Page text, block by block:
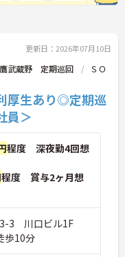
更新日：2026年07月10日
武蔵野 定期巡回
ＳＯ
厚生あり◎定期巡
員＞
程度 深夜勤4回想
程度 賞与2ヶ月想
3-3 川口ビル1F
歩10分